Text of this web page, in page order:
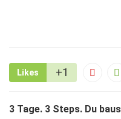
Likes +1
3 Tage. 3 Steps. Du